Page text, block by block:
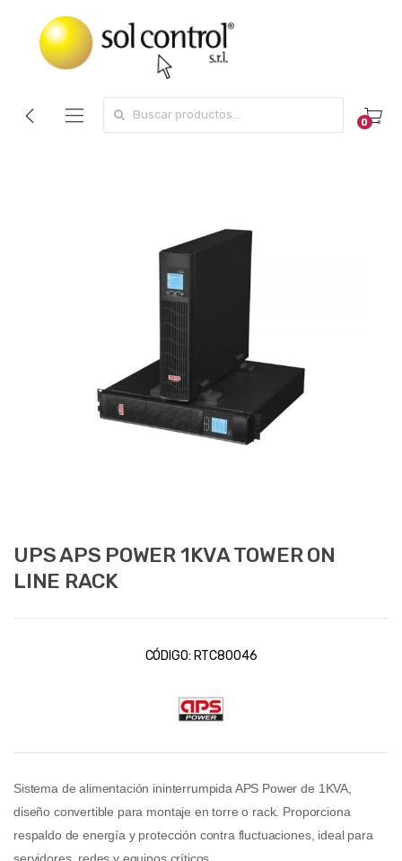
0
UPS APS POWER 1KVA TOWER ON
LINE RACK
CÓDIGO: RTC80046
Sistema de alimentación ininterrumpida APS Power de 1KVA,
diseño convertible para montaje en torre o rack. Proporciona
respaldo de energía y protección contra fluctuaciones, ideal para